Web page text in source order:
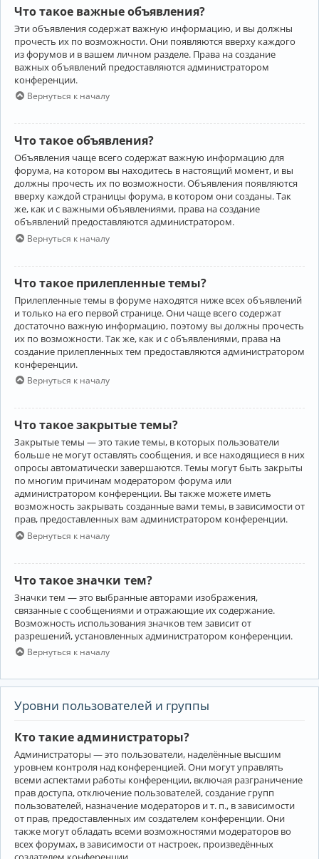
Что такое важные объявления?
Эти объявления содержат важную информацию, и вы должны
прочесть их по возможности. Они появляются вверху каждого
из форумов и в вашем личном разделе. Права на создание
важных объявлений предоставляются администратором
конференции.
Вернуться к началу
Что такое объявления?
Объявления чаще всего содержат важную информацию для
форума, на котором вы находитесь в настоящий момент, и вы
должны прочесть их по возможности. Объявления появляются
вверху каждой страницы форума, в котором они созданы. Так
же, как и с важными объявлениями, права на создание
объявлений предоставляются администратором.
Вернуться к началу
Что такое прилепленные темы?
Прилепленные темы в форуме находятся ниже всех объявлений
и только на его первой странице. Они чаще всего содержат
достаточно важную информацию, поэтому вы должны прочесть
их по возможности. Так же, как и с объявлениями, права на
создание прилепленных тем предоставляются администратором
конференции.
Вернуться к началу
Что такое закрытые темы?
Закрытые темы — это такие темы, в которых пользователи
больше не могут оставлять сообщения, и все находящиеся в них
опросы автоматически завершаются. Темы могут быть закрыты
по многим причинам модератором форума или
администратором конференции. Вы также можете иметь
возможность закрывать созданные вами темы, в зависимости от
прав, предоставленных вам администратором конференции.
Вернуться к началу
Что такое значки тем?
Значки тем — это выбранные авторами изображения,
связанные с сообщениями и отражающие их содержание.
Возможность использования значков тем зависит от
разрешений, установленных администратором конференции.
Вернуться к началу
Уровни пользователей и группы
Кто такие администраторы?
Администраторы — это пользователи, наделённые высшим
уровнем контроля над конференцией. Они могут управлять
всеми аспектами работы конференции, включая разграничение
прав доступа, отключение пользователей, создание групп
пользователей, назначение модераторов и т. п., в зависимости
от прав, предоставленных им создателем конференции. Они
также могут обладать всеми возможностями модераторов во
всех форумах, в зависимости от настроек, произведённых